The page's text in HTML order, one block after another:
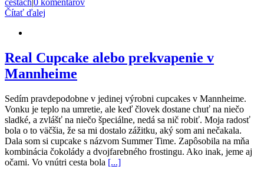
cestách 0 komentárov
Čítať ďalej
Real Cupcake alebo prekvapenie v
Mannheime
Sedím pravdepodobne v jedinej výrobni cupcakes v Mannheime.
Vonku je teplo na umretie, ale keď človek dostane chuť na niečo
sladké, a zvlášť na niečo špeciálne, nedá sa nič robiť. Moja radosť
bola o to väčšia, že sa mi dostalo zážitku, aký som ani nečakala.
Dala som si cupcake s názvom Summer Time. Zapôsobila na mňa
kombinácia čokolády a dvojfarebného frostingu. Ako inak, jeme aj
očami. Vo vnútri cesta bola [...]